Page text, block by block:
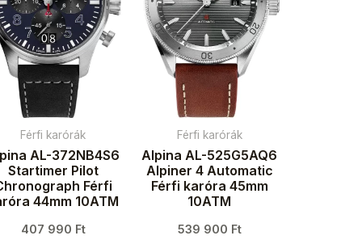
Férfi karórák
AL-372NB4S6
Startimer Pilot
Férfi
44mm 10ATM
407 990 Ft
Férfi karórák
Alpina AL-525G5AQ6
Alpiner 4 Automatic
Férfi karóra 45mm
10ATM
539 900 Ft